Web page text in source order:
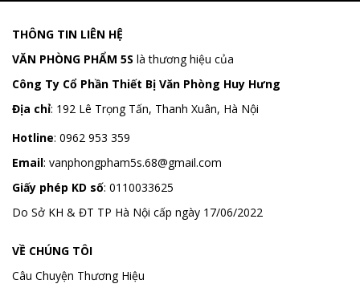
THÔNG TIN LIÊN HỆ
VĂN PHÒNG PHẨM 5S là thương hiệu của
Công Ty Cổ Phần Thiết Bị Văn Phòng Huy Hưng
Địa chỉ: 192 Lê Trọng Tấn, Thanh Xuân, Hà Nội
Hotline: 0962 953 359
Email: vanphongpham5s.68@gmail.com
Giấy phép KD số: 0110033625
Do Sở KH & ĐT TP Hà Nội cấp ngày 17/06/2022
VỀ CHÚNG TÔI
Câu Chuyện Thương Hiệu